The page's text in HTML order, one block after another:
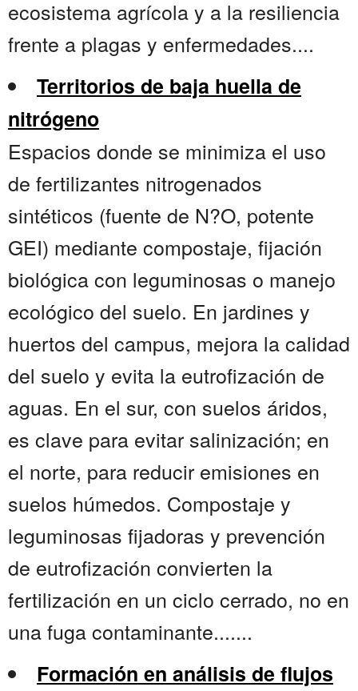
ecosistema agrícola y a la resiliencia
frente a plagas y enfermedades....
Territorios de baja huella de
nitrógeno
Espacios donde se minimiza el uso
de fertilizantes nitrogenados
sintéticos (fuente de N?O, potente
GEI) mediante compostaje, fijación
biológica con leguminosas o manejo
ecológico del suelo. En jardines y
huertos del campus, mejora la calidad
del suelo y evita la eutrofización de
aguas. En el sur, con suelos áridos,
es clave para evitar salinización; en
el norte, para reducir emisiones en
suelos húmedos. Compostaje y
leguminosas fijadoras y prevención
de eutrofización convierten la
fertilización en un ciclo cerrado, no en
una fuga contaminante.......
Formación en análisis de flujos